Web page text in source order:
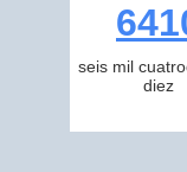
seis mil
diez